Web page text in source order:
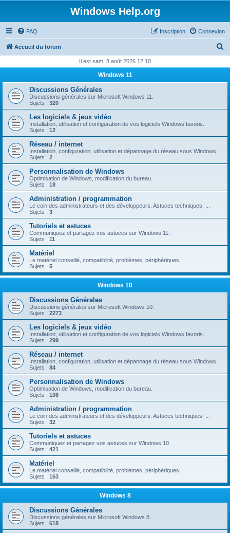
Windows Help.org
FAQ Connexion
Inscription
Accueil du forum
h
r
Il est sam. 8 août 2026 12:10
Windows 11
Discussions Générales
Discussions générales sur Microsoft Windows 11.
Sujets : 320
Les logiciels & jeux vidéo
Installation, utilisation et configuration de vos logiciels Windows favoris.
Sujets : 12
Réseau / internet
Installation, configuration, utilisation et dépannage du réseau sous Windows.
Sujets : 2
Personnalisation de Windows
Optimisation de Windows, modification du bureau.
Sujets : 18
Administration / programmation
Le coin des administrateurs et des développeurs. Astuces techniques, ...
Sujets : 3
Tutoriels et astuces
Communiquez et partagez vos astuces sur Windows 11.
Sujets : 11
Matériel
Le matériel conseillé, compatibilité, problèmes, périphériques.
Sujets : 5
Windows 10
Discussions Générales
Discussions générales sur Microsoft Windows 10.
Sujets : 2273
Les logiciels & jeux vidéo
Installation, utilisation et configuration de vos logiciels Windows favoris.
Sujets : 299
Réseau / internet
Installation, configuration, utilisation et dépannage du réseau sous Windows.
Sujets : 84
Personnalisation de Windows
Optimisation de Windows, modification du bureau.
Sujets : 108
Administration / programmation
Le coin des administrateurs et des développeurs. Astuces techniques, ...
Sujets : 32
Tutoriels et astuces
Communiquez et partagez vos astuces sur Windows 10
Sujets : 421
Matériel
Le matériel conseillé, compatibilité, problèmes, périphériques.
Sujets : 163
Windows 8
Discussions Générales
Discussions générales sur Microsoft Windows 8.
Sujets : 618